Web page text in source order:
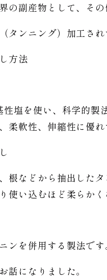
の副産物として、そ
タンニング）加工さ
方法
塩を使い、科学的製
柔軟性、伸縮性に優
根などから抽出したタ
使い込むほど柔らか
ンを併用する製法です
話になりました。